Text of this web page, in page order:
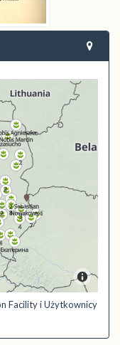
Facility i Użytkownicy